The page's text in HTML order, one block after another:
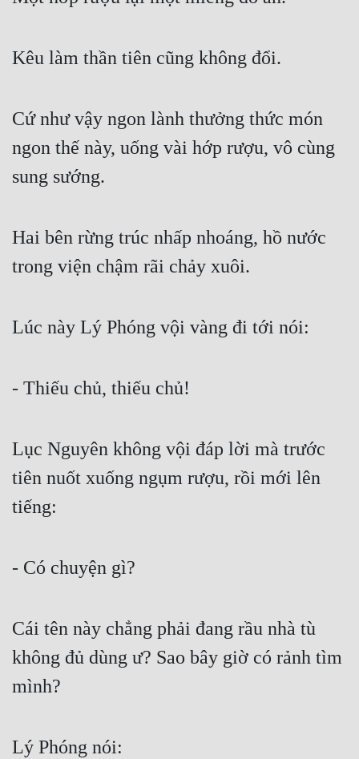
Kêu làm thần tiên cũng không đổi.
Cứ như vậy ngon lành thưởng thức món
ngon thế này, uống vài hớp rượu, vô cùng
sung sướng.
Hai bên rừng trúc nhấp nhoáng, hồ nước
trong viện chậm rãi chảy xuôi.
Lúc này Lý Phóng vội vàng đi tới nói:
- Thiếu chủ, thiếu chủ!
Lục Nguyên không vội đáp lời mà trước
tiên nuốt xuống ngụm rượu, rồi mới lên
tiếng:
- Có chuyện gì?
Cái tên này chẳng phải đang rầu nhà tù
không đủ dùng ư? Sao bây giờ có rảnh tìm
mình?
Lý Phóng nói: